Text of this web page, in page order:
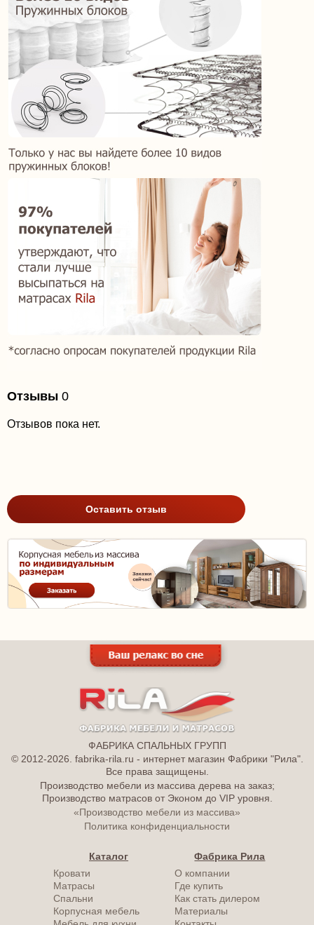
Отзывы 0
Отзывов пока нет.
Оставить отзыв
ФАБРИКА СПАЛЬНЫХ ГРУПП
© 2012-2026. fabrika-rila.ru - интернет магазин Фабрики "Рила".
Все права защищены.
Производство мебели из массива дерева на заказ;
Производство матрасов от Эконом до VIP уровня.
«Производство мебели из массива»
Политика конфиденциальности
Каталог
Кровати
Матрасы
Спальни
Корпусная мебель
Фабрика Рила
О компании
Где купить
Как стать дилером
Материалы